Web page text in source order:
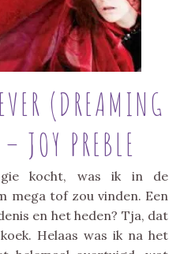
(DREAMING
PREBLE
kocht, was ik in de
mega tof zou vinden. Een
en het heden? Tja, dat
Helaas was ik na het